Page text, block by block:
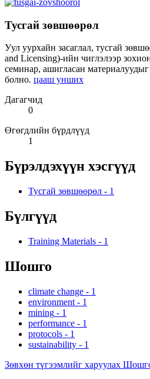
Тусгай зөвшөөрөл
Уул уурхайн засаглал, тусгай
and Licensing)-ийн чиглэлээр
семинар, ашигласан
болно. цааш унших
Дагагчид
0
Өгөгдлийн бүрдлүүд
1
Бүрэлдэхүүн хэсгүүд
Тусгай зөвшөөрөл - 1
Бүлгүүд
Training Materials - 1
Шошго
climate change - 1
environment - 1
mining - 1
performance - 1
protocols - 1
sustainability - 1
Зөвхөн түгээмлийг харуулах